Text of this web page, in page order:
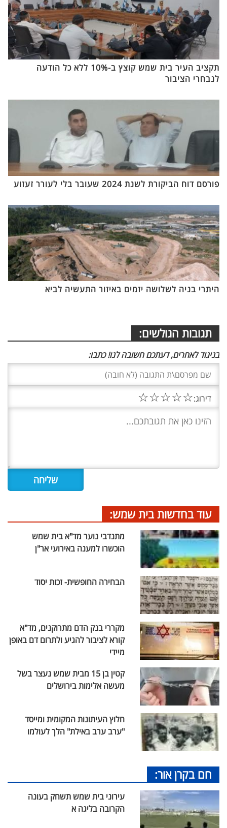
תקציב העיר בית שמש קוצץ ב-10% ללא כל הודעה
לנבחרי הציבור
פורסם דוח הביקורת לשנת 2024 שעובר בלי לעורר זעזוע
היתרי בניה לשלושה יזמים באיזור התעשיה לביא
תגובות הגולשים:
בניגוד לאחרים, דעתכם חשובה לנו! כתבו:
דירוג:☆
☆
☆
☆
☆
עוד בחדשות בית שמש:
מתנדבי נוער מד"א בית שמש
הוכשרו למענה באירועי אר"ן
הבחירה החופשית- זכות יסוד
מקררי בנק הדם מתרוקנים, מד"א
קורא לציבור להגיע ולתרום דם באופן
מיידי
קטין בן 15 מבית שמש נעצר בשל
מעשה אלימות בירושלים
חלוץ העיתונות המקומית ומייסד
"ערב ערב באילת" הלך לעולמו
חם בקרן אור:
עירוני בית שמש תשחק בעונה
הקרובה בליגה א